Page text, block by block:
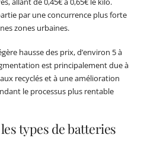
par une concurrence plus forte
zones urbaines.
hausse des prix, d’environ 5 à
est principalement due à
recyclés et à une amélioration
le processus plus rentable
types de batteries